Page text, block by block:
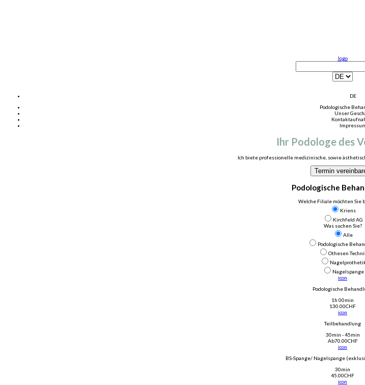
logo
DE
Podologische
Unser
Ihr Podologe des
Ich biete professionelle medizinische, sowie
Termin
Podologische
Welche Filiale möchten Sie
Kriens
Kirchfeld AG
Was suchen Sie?
Alle
Podologische
Othesen
Nagelspange
icon
Podologische
1h 00min
130.00CHF
icon
Teilbehandlung
30min - 45min
Ab70.00CHF
icon
BS-Spange/ Nagelspange
30min
45.00CHF
icon